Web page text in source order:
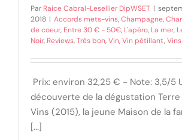
Par Raice Cabral-Lesellier DipWSET |
2018 | Accords mets-vins,Champagne,
de coeur, Entre 30 € - 50€, L'apéro, La mer,
Noir, Reviews,Très bon,Vin,Vin pétillant,
Prix: environ 32,25 € - Note: 3,5/5
découverte de la dégustation Terre
Vins (2015), la jeune Maison de la
[...]